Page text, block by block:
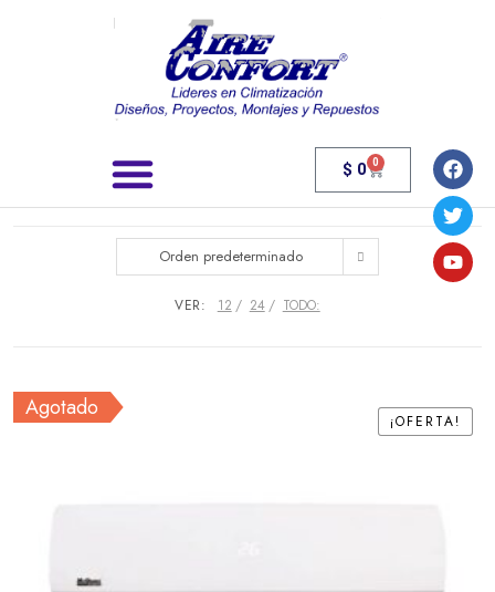
$ 0 0
Orden predeterminado
VER: 12 24 TODO:
¡OFERTA!
Agotado ¡OFERTA!